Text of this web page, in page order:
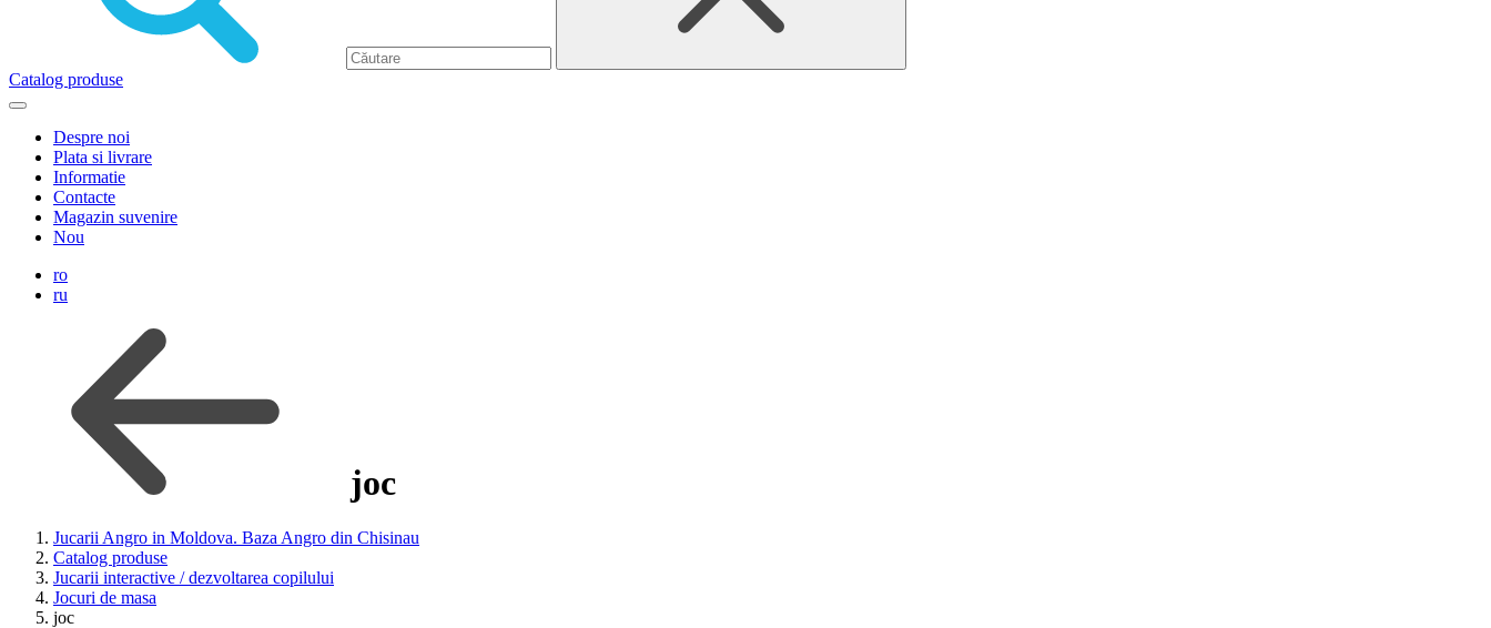
Catalog produse
Despre noi
Plata si livrare
Informatie
Contacte
Magazin suvenire
Nou
ro
ru
joc
Jucarii Angro in Moldova. Baza Angro din Chisinau
Catalog produse
Jucarii interactive / dezvoltarea copilului
Jocuri de masa
joc